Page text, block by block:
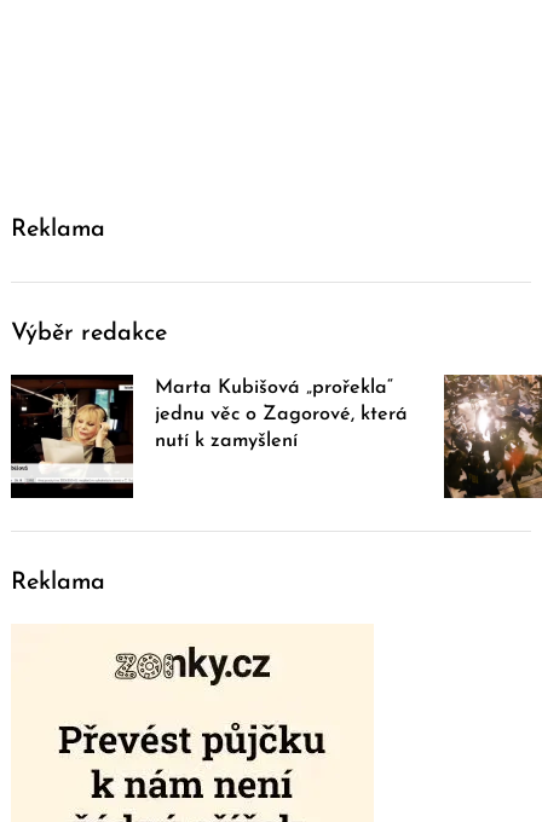
Reklama
Výběr redakce
Marta Kubišová „prořekla“
jednu věc o Zagorové, která
nutí k zamyšlení
Reklama